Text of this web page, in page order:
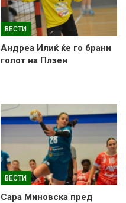
ВЕСТИ
Андреа Илиќ ќе го брани
голот на Плзен
ВЕСТИ
Сара Миновска пред